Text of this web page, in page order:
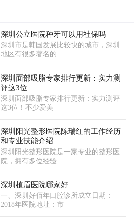
深圳公立医院种牙可以用社保吗
深圳市是韩国发展比较快的城市，深圳
地区有很多著名的
深圳面部吸脂专家排行更新：实力测
评这3位
深圳面部吸脂专家排行更新：实力测评
这3位！不少爱美
深圳阳光整形医院陈瑞红的工作经历
和专业技能介绍
深圳阳光整形医院是一家专业的整形医
院，拥有多位经验
深圳植眉医院哪家好
一、深圳好佰年口腔诊所成立日期：
2018年医院地址：市